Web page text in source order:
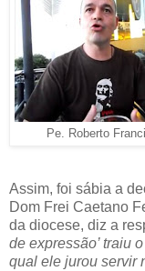
Pe. Roberto
Assim, foi sábia a
Dom Frei Caetano
da diocese, diz a
de expressão’ traiu
qual ele jurou servir